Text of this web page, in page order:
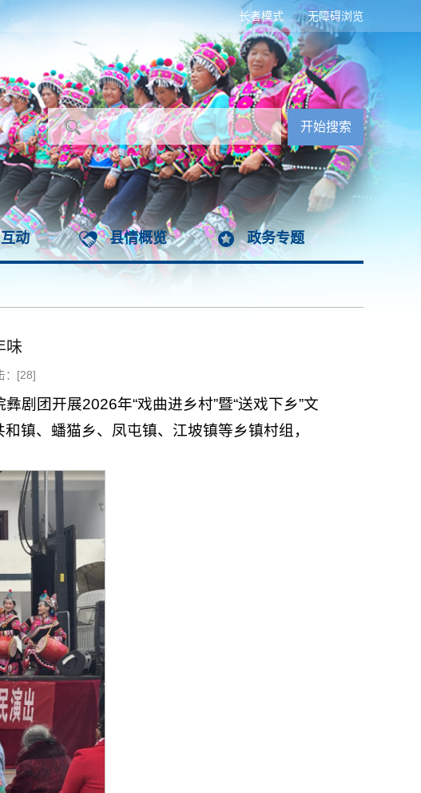
无障碍浏览
长者模式
动 县情概览 政务专题
味
：[28]
剧团开展2026年“戏曲进乡村”暨“送戏下乡”文
镇、蟠猫乡、凤屯镇、江坡镇等乡镇村组，